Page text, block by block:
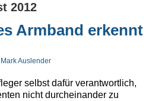
2012
Armband erkennt
Auslender
selbst dafür verantwortlich,
nicht durcheinander zu